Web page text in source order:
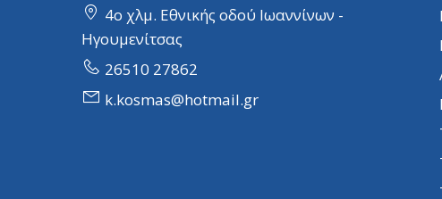
4ο χλμ. Εθνικής οδού Ιωαννίνων -
Ηγουμενίτσας
26510 27862
k.kosmas@hotmail.gr